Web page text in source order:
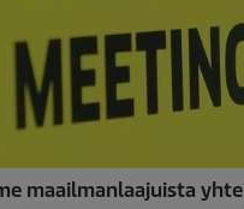
maailmanlaajuista